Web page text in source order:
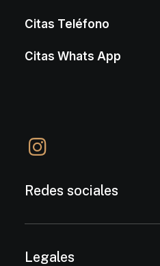
Citas Teléfono
Citas Whats App
Redes sociales
Legales